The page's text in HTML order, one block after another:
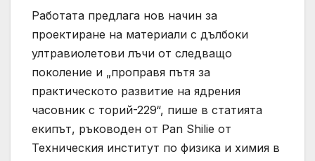
Работата предлага нов начин за
проектиране на материали с дълбоки
ултравиолетови лъчи от следващо
поколение и „проправя пътя за
практическото развитие на ядрения
часовник с торий-229“, пише в статията
екипът, ръководен от Pan Shilie от
Техническия институт по физика и химия в